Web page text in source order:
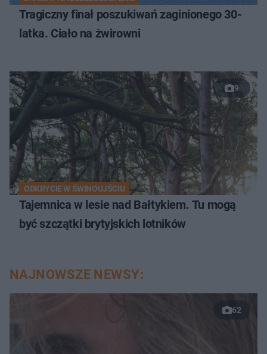
Tragiczny finał poszukiwań zaginionego 30-
latka. Ciało na żwirowni
9
ODKRYCIE W ŚWINOUJŚCIU
Tajemnica w lesie nad Bałtykiem. Tu mogą
być szczątki brytyjskich lotników
NAJNOWSZE NEWSY:
62